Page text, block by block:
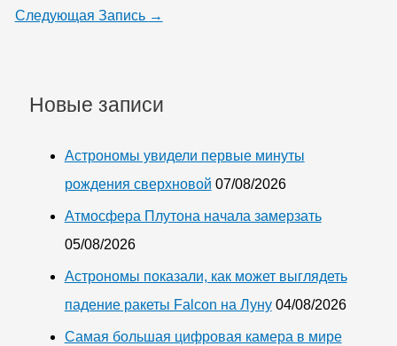
Следующая Запись →
Новые записи
Астрономы увидели первые минуты
рождения сверхновой 07/08/2026
Атмосфера Плутона начала замерзать
05/08/2026
Астрономы показали, как может выглядеть
падение ракеты Falcon на Луну 04/08/2026
Самая большая цифровая камера в мире